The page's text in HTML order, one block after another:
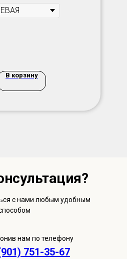
В корзину
нам по телефону
751-35-67
с нами любым удобным